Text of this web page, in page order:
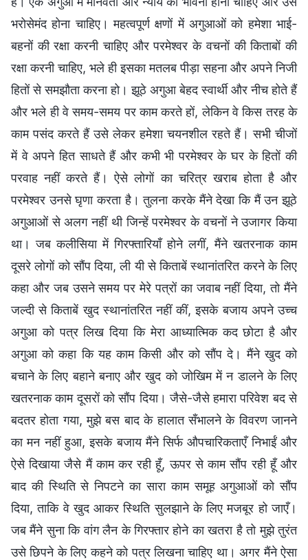
भरोसेमंद होना चाहिए। महत्वपूर्ण क्षणों में अगुआओं को हमेशा भाई-
बहनों की रक्षा करनी चाहिए और परमेश्वर के वचनों की किताबों की
रक्षा करनी चाहिए, भले ही इसका मतलब पीड़ा सहना और अपने निजी
हितों से समझौता करना हो। झूठे अगुआ बेहद स्वार्थी और नीच होते हैं
और भले ही वे समय-समय पर काम करते हों, लेकिन वे किस तरह के
काम पसंद करते हैं उसे लेकर हमेशा चयनशील रहते हैं। सभी चीजों
में वे अपने हित साधते हैं और कभी भी परमेश्वर के घर के हितों की
परवाह नहीं करते हैं। ऐसे लोगों का चरित्र खराब होता है और
परमेश्वर उनसे घृणा करता है। तुलना करके मैंने देखा कि मैं उन झूठे
अगुआओं से अलग नहीं थी जिन्हें परमेश्वर के वचनों ने उजागर किया
था। जब कलीसिया में गिरफ्तारियाँ होने लगीं, मैंने खतरनाक काम
दूसरे लोगों को सौंप दिया, ली यी से किताबें स्थानांतरित करने के लिए
कहा और जब उसने समय पर मेरे पत्रों का जवाब नहीं दिया, तो मैंने
जल्दी से किताबें खुद स्थानांतरित नहीं कीं, इसके बजाय अपने उच्च
अगुआ को पत्र लिख दिया कि मेरा आध्यात्मिक कद छोटा है और
अगुआ को कहा कि यह काम किसी और को सौंप दे। मैंने खुद को
बचाने के लिए बहाने बनाए और खुद को जोखिम में न डालने के लिए
खतरनाक काम दूसरों को सौंप दिया। जैसे-जैसे हमारा परिवेश बद से
बदतर होता गया, मुझे बस बाद के हालात सँभालने के विवरण जानने
का मन नहीं हुआ, इसके बजाय मैंने सिर्फ औपचारिकताएँ निभाईं और
ऐसे दिखाया जैसे मैं काम कर रही हूँ, ऊपर से काम सौंप रही हूँ और
बाद की स्थिति से निपटने का सारा काम समूह अगुआओं को सौंप
दिया, ताकि वे खुद आकर स्थिति सुलझाने के लिए मजबूर हो जाएँ।
जब मैंने सुना कि वांग लैन के गिरफ्तार होने का खतरा है तो मुझे तुरंत
उसे छिपने के लिए कहने को पत्र लिखना चाहिए था। अगर मैंने ऐसा